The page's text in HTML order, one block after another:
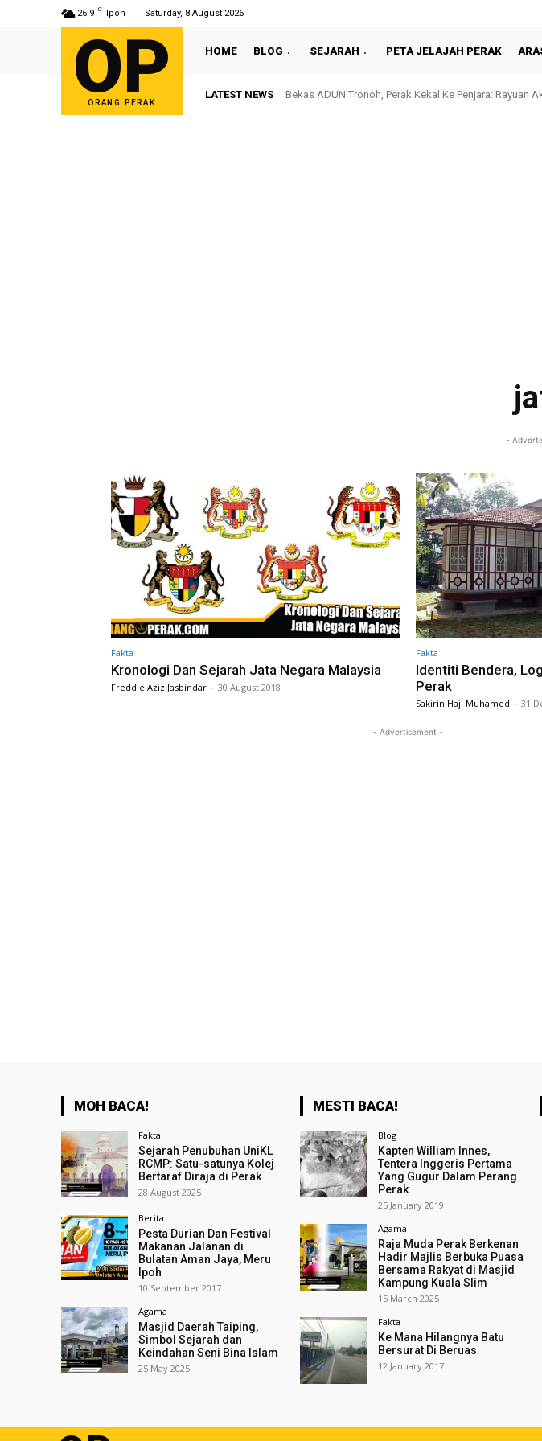
26.9 C Ipoh Saturday, 8 August 2026
OP
ORANG PERAK
HOME BLOG SEJARAH PETA JELAJAH PERAK
LATEST NEWS Bekas ADUN Tronoh, Perak Kekal Ke Penjara: Rayuan
-
Fakta
Kronologi Dan Sejarah Jata Negara Malaysia
Freddie Aziz Jasbindar - 30 August 2018
Fakta
Identiti Bendera,
Perak
Sakirin Haji Muhamed - 31
- Advertisement -
MOH BACA!
Fakta
Sejarah Penubuhan UniKL
RCMP: Satu-satunya Kolej
Bertaraf Diraja di Perak
28 August 2025
Berita
Pesta Durian Dan Festival
Makanan Jalanan di
Bulatan Aman Jaya, Meru
Ipoh
10 September 2017
Agama
Masjid Daerah Taiping,
Simbol Sejarah dan
Keindahan Seni Bina Islam
25 May 2025
MESTI BACA!
Blog
Kapten William Innes,
Tentera Inggeris Pertama
Yang Gugur Dalam Perang
Perak
25 January 2019
Agama
Raja Muda Perak Berkenan
Hadir Majlis Berbuka Puasa
Bersama Rakyat di Masjid
Kampung Kuala Slim
15 March 2025
Fakta
Ke Mana Hilangnya Batu
Bersurat Di Beruas
12 January 2017